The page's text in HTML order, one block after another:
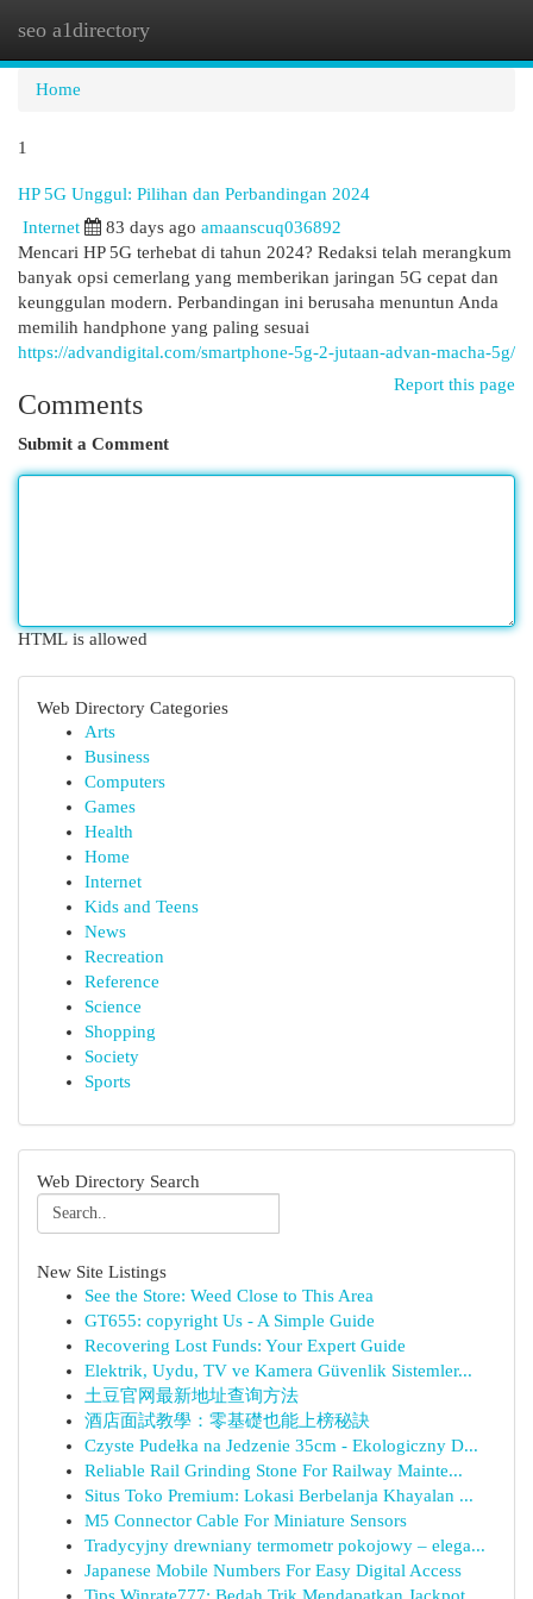
seo a1directory
Home
1
HP 5G Unggul: Pilihan dan Perbandingan 2024
Internet 83 days ago amaanscuq036892
Mencari HP 5G terhebat di tahun 2024? Redaksi telah merangkum
banyak opsi cemerlang yang memberikan jaringan 5G cepat dan
keunggulan modern. Perbandingan ini berusaha menuntun Anda
memilih handphone yang paling sesuai
https://advandigital.com/smartphone-5g-2-jutaan-advan-macha-5g/
Report this page
Comments
Submit a Comment
HTML is allowed
Web Directory Categories
Arts
Business
Computers
Games
Health
Home
Internet
Kids and Teens
News
Recreation
Reference
Science
Shopping
Society
Sports
Web Directory Search
New Site Listings
See the Store: Weed Close to This Area
GT655: copyright Us - A Simple Guide
Recovering Lost Funds: Your Expert Guide
Elektrik, Uydu, TV ve Kamera Güvenlik Sistemler...
土豆官网最新地址查询方法
酒店面試教學：零基礎也能上榜秘訣
Czyste Pudełka na Jedzenie 35cm - Ekologiczny D...
Reliable Rail Grinding Stone For Railway Mainte...
Situs Toko Premium: Lokasi Berbelanja Khayalan ...
M5 Connector Cable For Miniature Sensors
Tradycyjny drewniany termometr pokojowy – elega...
Japanese Mobile Numbers For Easy Digital Access